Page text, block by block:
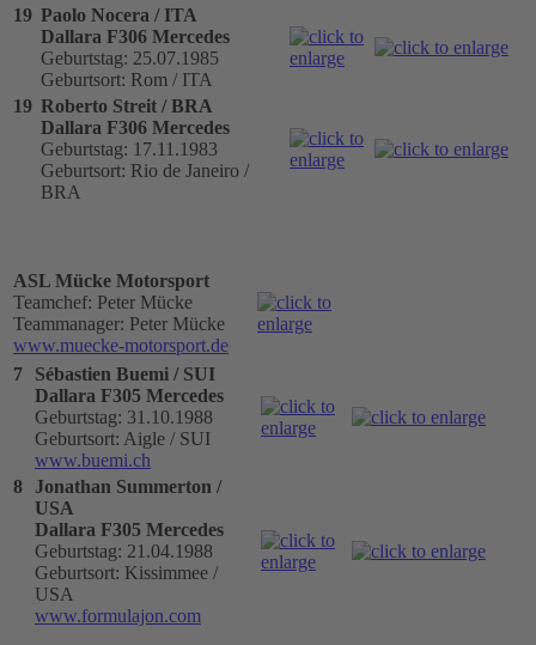
19 Paolo Nocera / ITA
Dallara F306 Mercedes
Geburtstag: 25.07.1985
Geburtsort: Rom / ITA
19 Roberto Streit / BRA
Dallara F306 Mercedes
Geburtstag: 17.11.1983
Geburtsort: Rio de Janeiro /
BRA
ASL Mücke Motorsport
Teamchef: Peter Mücke
Teammanager: Peter Mücke
www.muecke-motorsport.de
7
Sébastien Buemi / SUI
Dallara F305 Mercedes
Geburtstag: 31.10.1988
Geburtsort: Aigle / SUI
www.buemi.ch
8
Jonathan Summerton /
USA
Dallara F305 Mercedes
Geburtstag: 21.04.1988
Geburtsort: Kissimmee /
USA
www.formulajon.com